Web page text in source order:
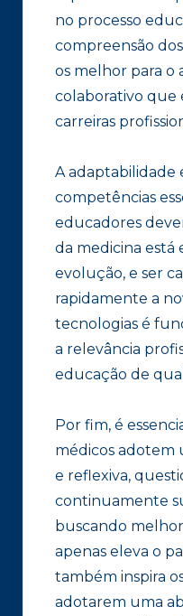
no processo
compreensão
os melhor para o
colaborativo que
carreiras
A adaptabilidade
competências
educadores
da medicina está
evolução, e ser
rapidamente a
tecnologias é
a relevância
educação de
Por fim, é
médicos adotem
e reflexiva,
continuamente
buscando
apenas eleva o
também inspira
adotarem uma